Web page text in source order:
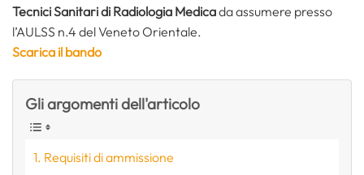
Tecnici Sanitari di Radiologia Medicada assumere presso
l’AULSS n.4 del Veneto Orientale.
Scarica il bando
Gli argomenti dell'articolo
Requisiti di ammissione